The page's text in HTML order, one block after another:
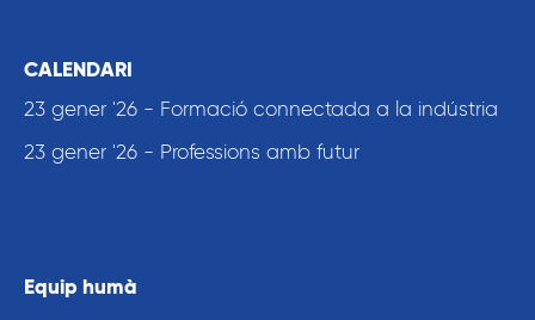
CALENDARI
23 gener '26 - Formació connectada a la indústria
23 gener '26 - Professions amb futur
Equip humà